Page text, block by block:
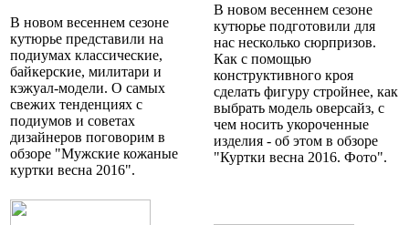
В новом весеннем сезоне
кутюрье представили на
подиумах классические,
байкерские, милитари и
кэжуал-модели. О самых
свежих тенденциях с
подиумов и советах
дизайнеров поговорим в
обзоре "Мужские кожаные
куртки весна 2016".
В новом весеннем сезоне
кутюрье подготовили для
нас несколько сюрпризов.
Как с помощью
конструктивного кроя
сделать фигуру стройнее, как
выбрать модель оверсайз, с
чем носить укороченные
изделия - об этом в обзоре
"Куртки весна 2016. Фото".